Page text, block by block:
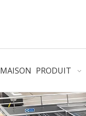
MAISON PRODUIT